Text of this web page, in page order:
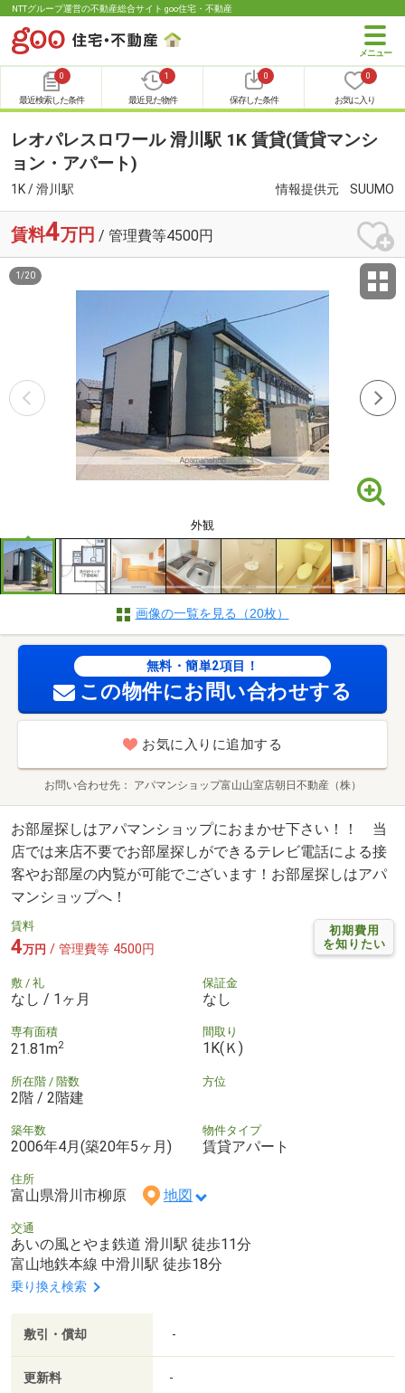
NTTグループ運営の不動産総合サイト goo住宅・不動産
0
最近検索した条件
1
最近見た物件
0
保存した条件
0
お気に入り
レオパレスロワール 滑川駅 1K 賃貸(賃貸マンシ
ョン・アパート)
1K / 滑川駅 情報提供元 SUUMO
賃料4万円 / 管理費等4500円
外観
1 /20
画像の一覧を見る（20枚）
無料・簡単2項目！
この物件にお問い合わせする
お気に入りに追加する
お問い合わせ先 アパマンショップ富山山室店朝日不動産（株）
お部屋探しはアパマンショップにおまかせ下さい！！ 当
店では来店不要でお部屋探しができるテレビ電話による接
客やお部屋の内覧が可能でございます！お部屋探しはアパ
マンショップへ！
初期費用
を知りたい
賃料
4万円 / 管理費等 4500円
敷 / 礼
なし / 1ヶ月
保証金
なし
専有面積
21.81m2
間取り
1K(Ｋ)
所在階 / 階数
2階 / 2階建
方位
築年数
2006年4月(築20年5ヶ月)
物件タイプ
賃貸アパート
住所
富山県滑川市柳原 地図
交通
あいの風とやま鉄道 滑川駅 徒歩11分
富山地鉄本線 中滑川駅 徒歩18分
乗り換え検索
敷引・償却 -
更新料 -